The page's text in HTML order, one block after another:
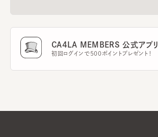
CA4LA MEMBERS 公式アプリ
初回ログインで500ポイントプレゼント！